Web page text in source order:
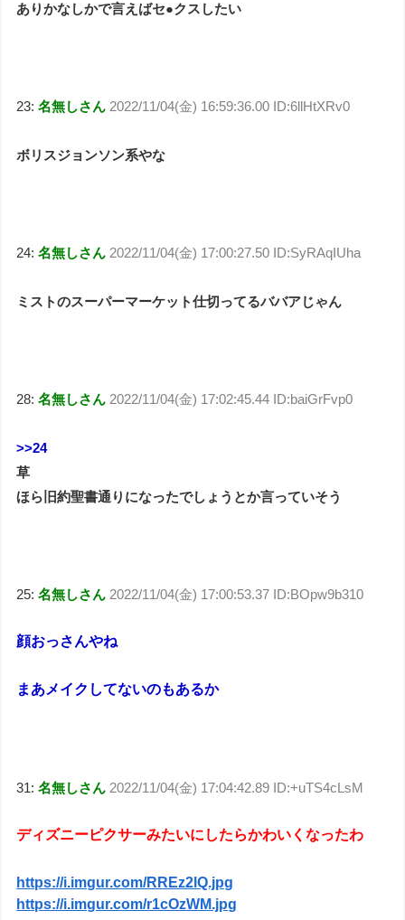
ありかなしかで言えばセ●クスしたい
23:名無しさん 2022/11/04(金) 16:59:36.00 ID:6llHtXRv0
ボリスジョンソン系やな
24:名無しさん 2022/11/04(金) 17:00:27.50 ID:SyRAqIUha
ミストのスーパーマーケット仕切ってるババアじゃん
28:名無しさん 2022/11/04(金) 17:02:45.44 ID:baiGrFvp0
>>24
草
ほら旧約聖書通りになったでしょうとか言っていそう
25:名無しさん 2022/11/04(金) 17:00:53.37 ID:BOpw9b310
顔おっさんやね
まあメイクしてないのもあるか
31:名無しさん 2022/11/04(金) 17:04:42.89 ID:+uTS4cLsM
ディズニーピクサーみたいにしたらかわいくなったわ
https://i.imgur.com/RREz2lQ.jpg
https://i.imgur.com/r1cOzWM.jpg